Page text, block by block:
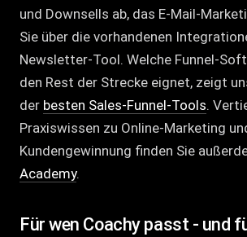
und Downsells ab, das E-Mail-
Sie über die vorhandenen
Newsletter-Tool. Welche Funnel-
den Rest der Strecke eignet, zeigt
der besten Sales-Funnel-Tools.
Praxiswissen zu Online-Marketing
Kundengewinnung finden Sie
Academy.
Für wen Coachy passt - und